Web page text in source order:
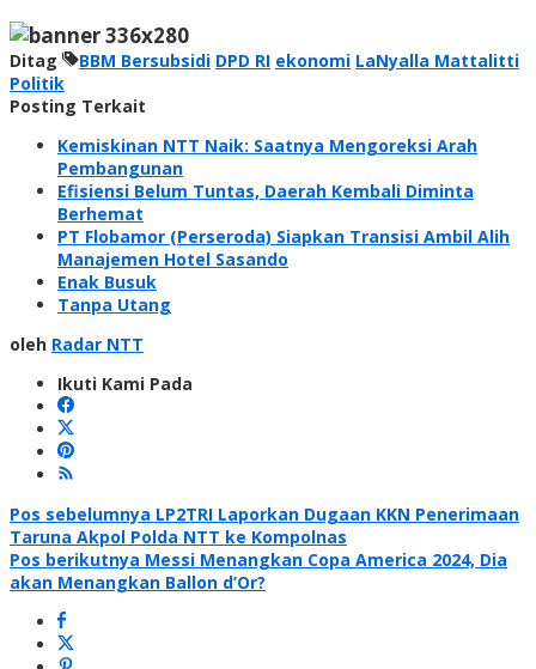
Ditag BBM Bersubsidi DPD RI ekonomi LaNyalla Mattalitti
Politik
Posting Terkait
Kemiskinan NTT Naik: Saatnya Mengoreksi Arah
Pembangunan
Efisiensi Belum Tuntas, Daerah Kembali Diminta
Berhemat
PT Flobamor (Perseroda) Siapkan Transisi Ambil Alih
Manajemen Hotel Sasando
Enak Busuk
Tanpa Utang
oleh Radar NTT
Ikuti Kami Pada
Navigasi
pos
Pos sebelumnya LP2TRI Laporkan Dugaan KKN Penerimaan
Taruna Akpol Polda NTT ke Kompolnas
Pos berikutnya Messi Menangkan Copa America 2024, Dia
akan Menangkan Ballon d’Or?